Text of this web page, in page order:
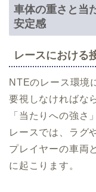
車体の重さと当
安定感
レースにおける
NTEのレース環境
要視しなければな
「当たりへの強さ
レースでは、ラグ
プレイヤーの車両
に起こります。